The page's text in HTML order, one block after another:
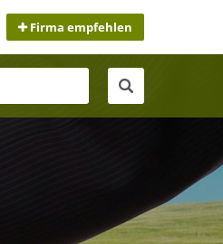
Firma empfehlen